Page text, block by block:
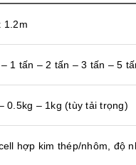
1.2m
1 tấn – 2 tấn – 3 tấn – 5
0.5kg – 1kg (tùy tải trọng)
hợp kim thép/nhôm, độ